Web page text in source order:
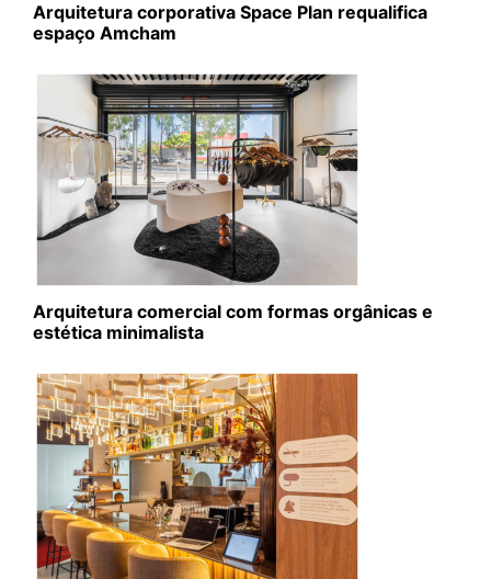
Arquitetura corporativa Space Plan requalifica
espaço Amcham
Arquitetura comercial com formas orgânicas e
estética minimalista